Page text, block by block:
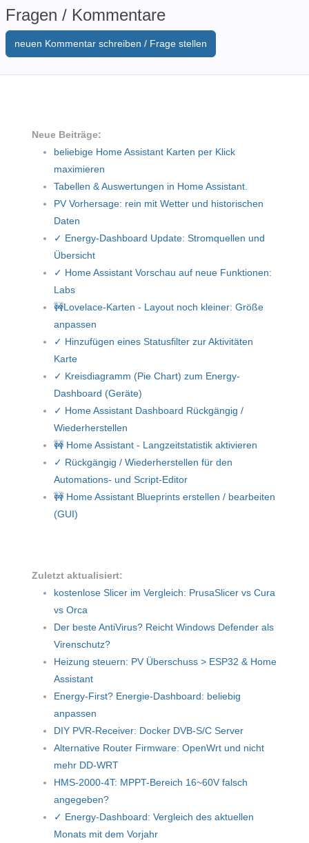
Fragen / Kommentare
neuen Kommentar schreiben / Frage stellen
Neue Beiträge:
beliebige Home Assistant Karten per Klick
maximieren
Tabellen & Auswertungen in Home Assistant.
PV Vorhersage: rein mit Wetter und historischen
Daten
✓ Energy-Dashboard Update: Stromquellen und
Übersicht
✓ Home Assistant Vorschau auf neue Funktionen:
Labs
🚧Lovelace-Karten - Layout noch kleiner: Größe
anpassen
✓ Hinzufügen eines Statusfilter zur Aktivitäten
Karte
✓ Kreisdiagramm (Pie Chart) zum Energy-
Dashboard (Geräte)
✓ Home Assistant Dashboard Rückgängig /
Wiederherstellen
🚧 Home Assistant - Langzeitstatistik aktivieren
✓ Rückgängig / Wiederherstellen für den
Automations- und Script-Editor
🚧 Home Assistant Blueprints erstellen / bearbeiten
(GUI)
Zuletzt aktualisiert:
kostenlose Slicer im Vergleich: PrusaSlicer vs Cura
vs Orca
Der beste AntiVirus? Reicht Windows Defender als
Virenschutz?
Heizung steuern: PV Überschuss > ESP32 & Home
Assistant
Energy-First? Energie-Dashboard: beliebig
anpassen
DIY PVR-Receiver: Docker DVB-S/C Server
Alternative Router Firmware: OpenWrt und nicht
mehr DD-WRT
HMS-2000-4T: MPPT-Bereich 16~60V falsch
angegeben?
✓ Energy-Dashboard: Vergleich des aktuellen
Monats mit dem Vorjahr